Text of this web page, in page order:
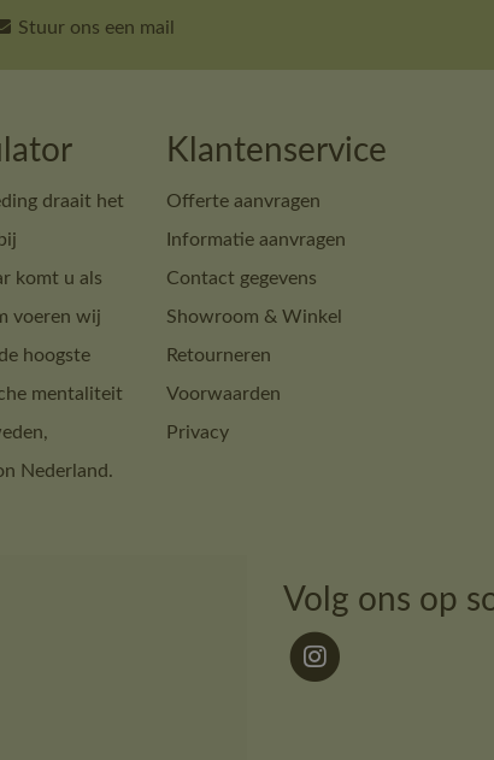
Stuur ons een mail
draait het
komt u als
voeren wij
hoogste
mentaliteit
Nederland.
Klantenservice
Offerte aanvragen
Informatie aanvragen
Contact gegevens
Showroom & Winkel
Retourneren
Voorwaarden
Privacy
Volg ons op